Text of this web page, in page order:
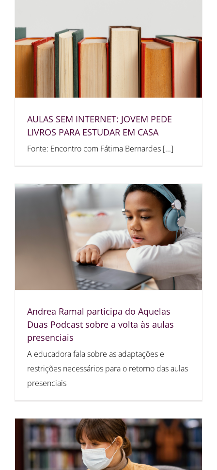
AULAS SEM INTERNET: JOVEM PEDE
LIVROS PARA ESTUDAR EM CASA
Fonte: Encontro com Fátima Bernardes [...]
Andrea Ramal participa do Aquelas
Duas Podcast sobre a volta às aulas
presenciais
A educadora fala sobre as adaptações e
restrições necessários para o retorno das aulas
presenciais